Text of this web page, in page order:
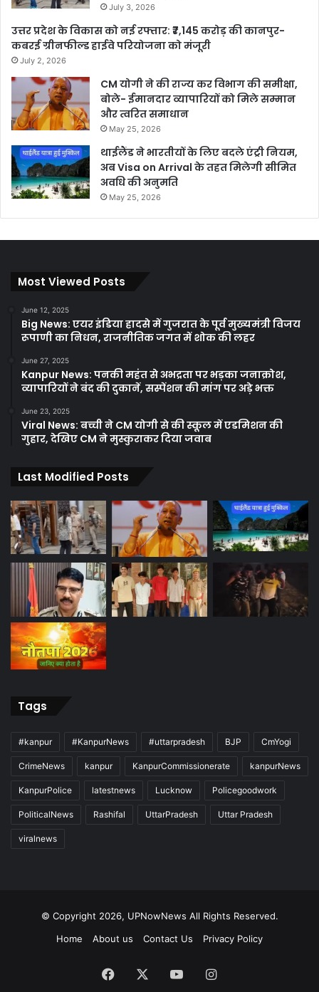
July 3, 2026
उत्तर प्रदेश के विकास को नई रफ्तार: ₹7,145 करोड़ की कानपुर-
कबरई ग्रीनफील्ड हाईवे परियोजना को मंजूरी
July 2, 2026
CM योगी ने की राज्य कर विभाग की समीक्षा,
बोले- ईमानदार व्यापारियों को मिले सम्मान
और त्वरित समाधान
May 25, 2026
थाईलैंड ने भारतीयों के लिए बदले एंट्री नियम,
अब Visa on Arrival के तहत मिलेगी सीमित
अवधि की अनुमति
May 25, 2026
Most Viewed Posts
June 12, 2025
Big News: एयर इंडिया हादसे में गुजरात के पूर्व मुख्यमंत्री विजय
रूपाणी का निधन, राजनीतिक जगत में शोक की लहर
June 27, 2025
Kanpur News: पनकी महंत से अभद्रता पर भड़का जनाक्रोश,
व्यापारियों ने बंद की दुकानें, सस्पेंशन की मांग पर अड़े भक्त
June 23, 2025
Viral News: बच्ची ने CM योगी से की स्कूल में एडमिशन की
गुहार, देखिए CM ने मुस्कुराकर दिया जवाब
Last Modified Posts
Tags
#kanpur #KanpurNews #uttarpradesh BJP CmYogi
CrimeNews kanpur KanpurCommissionerate kanpurNews
KanpurPolice latestnews Lucknow Policegoodwork
PoliticalNews Rashifal UttarPradesh Uttar Pradesh
viralnews
© Copyright 2026, UPNowNews All Rights Reserved.
Home
About us Contact Us Privacy Policy
Facebook YouTubeInstagram